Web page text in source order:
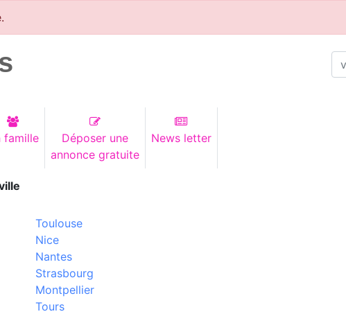
famille
Déposer une
annonce gratuite
News letter
Toulouse
Nice
Nantes
Strasbourg
Montpellier
Tours